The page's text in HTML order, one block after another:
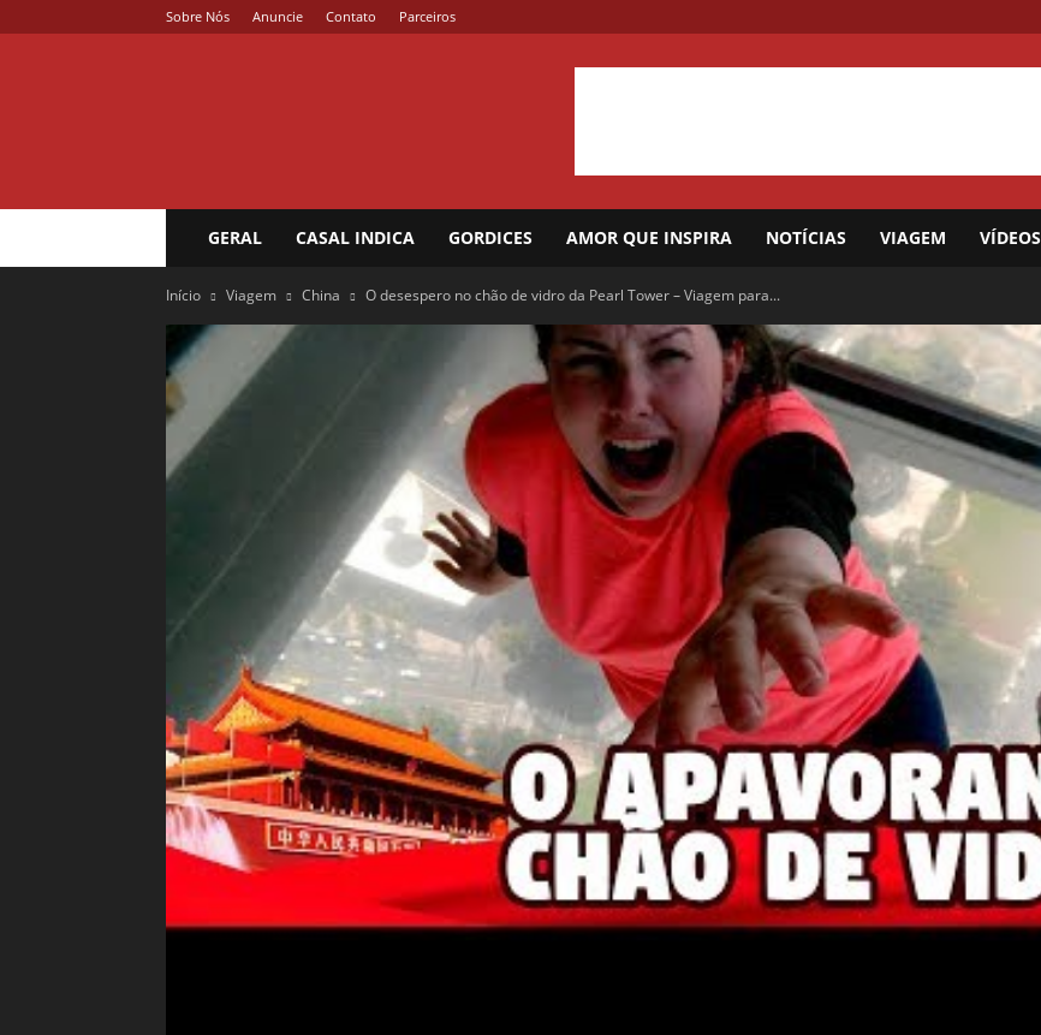
Sobre Nós Anuncie Contato Parceiros
GERAL CASAL INDICA GORDICES AMOR QUE INSPIRA NOTÍCIAS VIAGEM VÍDEOS
Início Viagem China O desespero no chão de vidro da Pearl Tower – Viagem para...